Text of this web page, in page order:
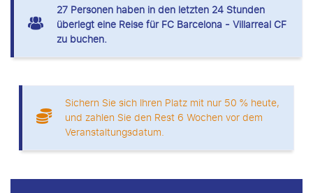
27 Personen haben in den letzten 24 Stunden
überlegt eine Reise für FC Barcelona - Villarreal CF
zu buchen.
Sichern Sie sich Ihren Platz mit nur 50 % heute,
und zahlen Sie den Rest 6 Wochen vor dem
Veranstaltungsdatum.